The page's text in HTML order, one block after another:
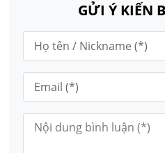
GỬI Ý KIẾN